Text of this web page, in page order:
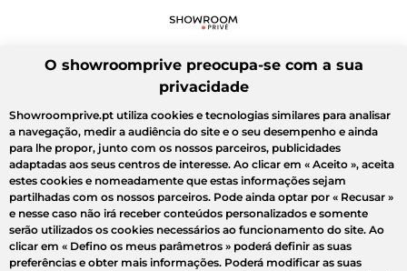
O showroomprive preocupa-se com a sua
privacidade
Showroomprive.pt utiliza cookies e tecnologias similares para analisar
a navegação, medir a audiência do site e o seu desempenho e ainda
para lhe propor, junto com os nossos parceiros, publicidades
adaptadas aos seus centros de interesse. Ao clicar em « Aceito », aceita
estes cookies e nomeadamente que estas informações sejam
partilhadas com os nossos parceiros. Pode ainda optar por « Recusar »
e nesse caso não irá receber conteúdos personalizados e somente
serão utilizados os cookies necessários ao funcionamento do site. Ao
clicar em « Defino os meus parâmetros » poderá definir as suas
preferências e obter mais informações. Poderá modificar as suas